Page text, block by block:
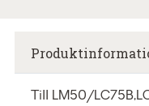
Till LM50/